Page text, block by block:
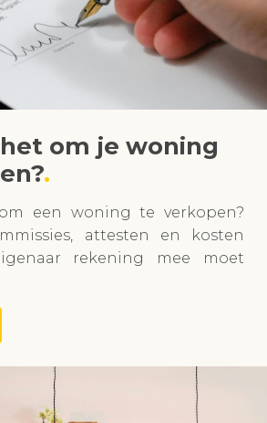
om je woning
een woning te verkopen?
attesten en kosten
rekening mee moet